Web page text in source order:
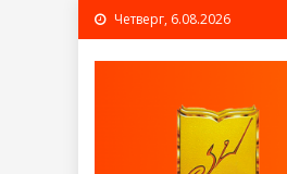
Четверг, 6.08.2026